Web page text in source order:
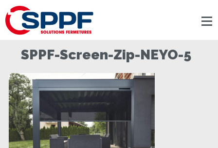
SPPF-Screen-Zip-NEYO-5